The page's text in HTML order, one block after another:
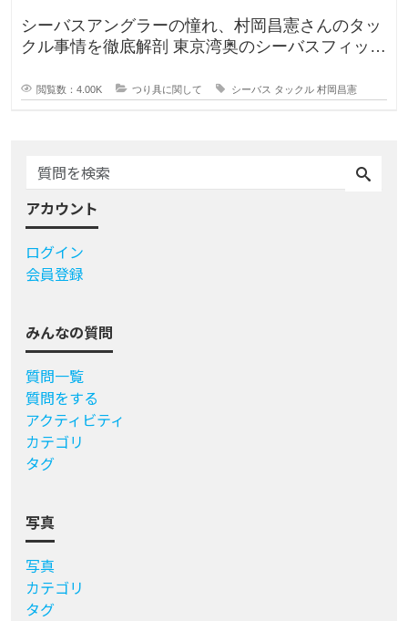
シーバスアングラーの憧れ、村岡昌憲さんのタッ
クル事情を徹底解剖 東京湾奥のシーバスフィッシ
閲覧数：4.00K つり具に関して シーバス タックル 村岡昌憲
アカウント
ログイン
会員登録
みんなの質問
質問一覧
質問をする
アクティビティ
カテゴリ
タグ
写真
写真
カテゴリ
タグ